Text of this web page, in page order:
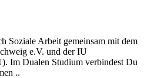
Soziale Arbeit gemeinsam mit dem
e.V. und der IU
Im Dualen Studium verbindest Du
..